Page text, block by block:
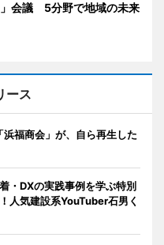
会議 5分野で地域の未来
ース
福商会」が、自ら再生した
・DXの実践事例を学ぶ特別
人気建設系YouTuber石男く